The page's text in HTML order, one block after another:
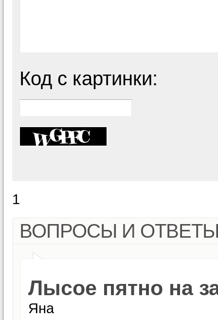
Код с картинки:
1
ВОПРОСЫ И
Лысое пятно на
Яна